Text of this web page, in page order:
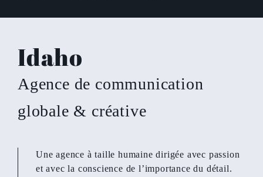
Idaho
Agence de communication
globale & créative
Une agence à taille humaine dirigée avec passion
et avec la conscience de l’importance du détail.